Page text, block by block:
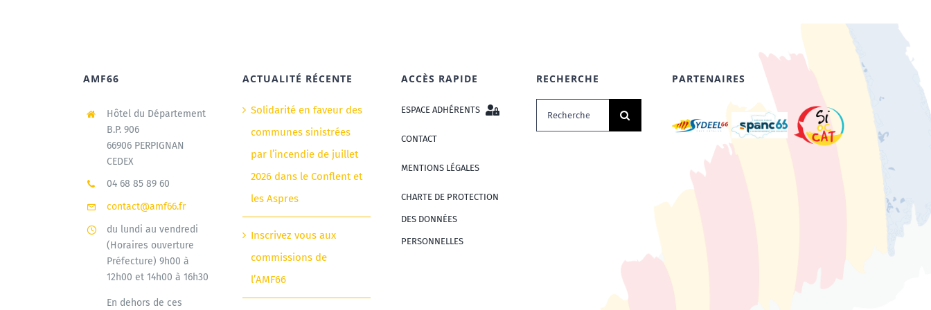
AMF66
Hôtel du Département
B.P. 906
66906 PERPIGNAN
CEDEX
04 68 85 89 60
contact@amf66.fr
du lundi au vendredi
(Horaires ouverture
Préfecture) 9h00 à
12h00 et 14h00 à 16h30
En dehors de ces
ACTUALITÉ RÉCENTE
Solidarité en faveur des
communes sinistrées
par l’incendie de juillet
2026 dans le Conflent et
les Aspres
Inscrivez vous aux
commissions de
l’AMF66
ACCÈS RAPIDE
ESPACE ADHÉRENTS
CONTACT
MENTIONS LÉGALES
CHARTE DE PROTECTION
DES DONNÉES
PERSONNELLES
RECHERCHE
Rechercher:
PARTENAIRES